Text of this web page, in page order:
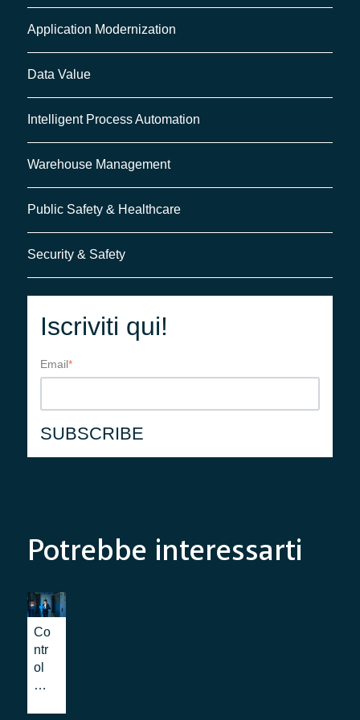
Application Modernization
Data Value
Intelligent Process Automation
Warehouse Management
Public Safety & Healthcare
Security & Safety
Iscriviti qui!
Email*
Potrebbe interessarti
Co
ntr
ol
Ro